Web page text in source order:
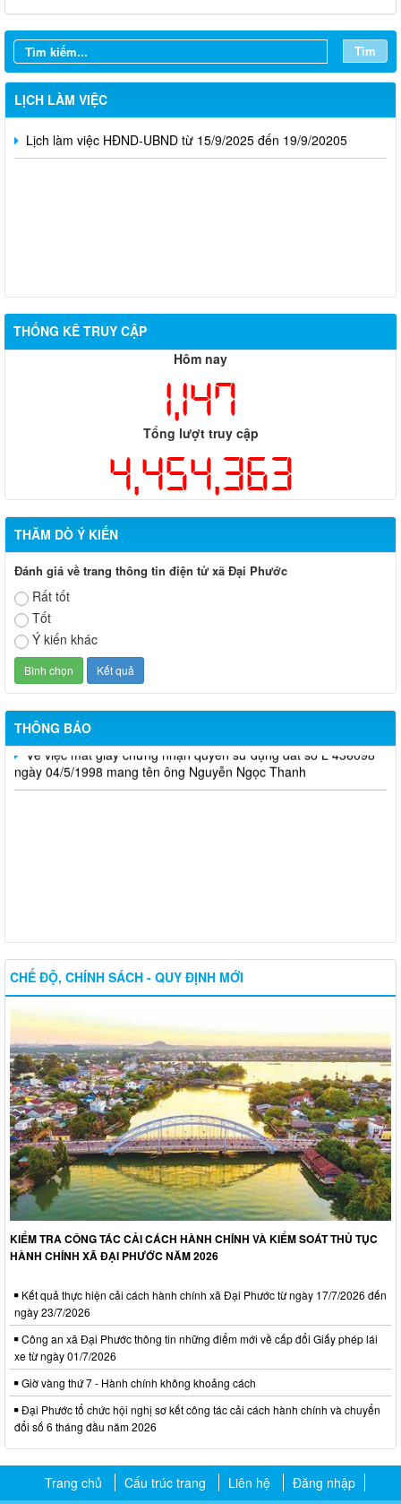
Tìm
LỊCH LÀM VIỆC
Lịch làm việc tuần của HĐND và UBND xã 06-11.10.2025
Lịch làm việc của HĐND và UBND xã (Ngày 22/9/2025 -
27/9/2025)
Lịch làm việc HĐND-UBND từ 15/9/2025 đến 19/9/20205
THỐNG KÊ TRUY CẬP
Hôm nay
1,147
Tổng lượt truy cập
4,454,363
THĂM DÒ Ý KIẾN
Đánh giá về trang thông tin điện tử xã Đại Phước
Rất tốt
Tốt
Ý kiến khác
THÔNG BÁO
Xã Đại Phước thông báo lịch ra quân tuần của các tổ công
nghệ số cộng đồng
Thông báo Tổ chức Sàn giao dịch việc làm tháng 08 năm 2026
Tuyển sinh các hệ giáo dục thường xuyên, năm học 2026-2027
Về việc mất giấy chứng nhận quyền sử dụng đất số L 436098
ngày 04/5/1998 mang tên ông Nguyễn Ngọc Thanh
CHẾ ĐỘ, CHÍNH SÁCH - QUY ĐỊNH MỚI
KIỂM TRA CÔNG TÁC CẢI CÁCH HÀNH CHÍNH VÀ KIỂM SOÁT THỦ TỤC
HÀNH CHÍNH XÃ ĐẠI PHƯỚC NĂM 2026
Kết quả thực hiện cải cách hành chính xã Đại Phước từ ngày 17/7/2026 đến
ngày 23/7/2026
Công an xã Đại Phước thông tin những điểm mới về cấp đổi Giấy phép lái
xe từ ngày 01/7/2026
Giờ vàng thứ 7 - Hành chính không khoảng cách
Đại Phước tổ chức hội nghị sơ kết công tác cải cách hành chính và chuyển
đổi số 6 tháng đầu năm 2026
Trang chủ Cấu trúc trang Liên hệ Đăng nhập